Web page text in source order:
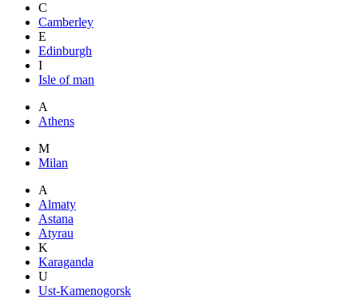
C
Camberley
E
Edinburgh
I
Isle of man
A
Athens
M
Milan
A
Almaty
Astana
Atyrau
K
Karaganda
U
Ust-Kamenogorsk